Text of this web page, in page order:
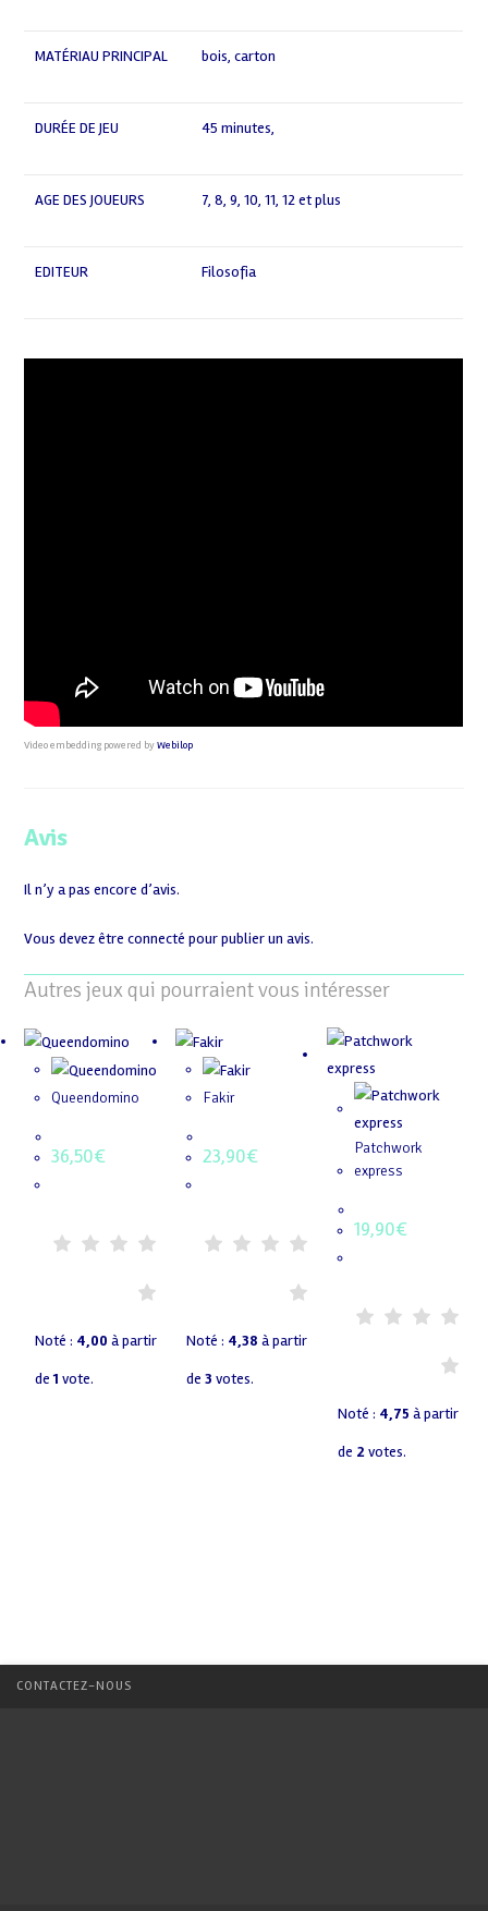
MATÉRIAU PRINCIPAL bois,carton
DURÉE DE JEU 45 minutes,
AGE DES JOUEURS 7,8,9,10,11,12 et plus
EDITEUR Filosofia
Video embedding powered byWebilop
Avis
Il n’y a pas encore d’avis.
Vous devez êtreconnecté pour publier un avis.
Autres jeux qui pourraient vous intéresser
Queendomino
36,50€
Noté : 4,00 à partir
de1 vote.
Fakir
23,90€
Noté : 4,38 à partir
de 3 votes.
Patchwork
express
19,90€
Noté : 4,75 à partir
de 2votes.
CONTACTEZ-NOUS